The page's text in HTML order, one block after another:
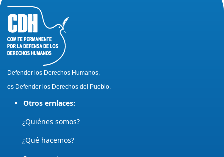
Defender los Derechos Humanos,
es Defender los Derechos del Pueblo.
Otros ernlaces:
¿Quiénes somos?
¿Qué hacemos?